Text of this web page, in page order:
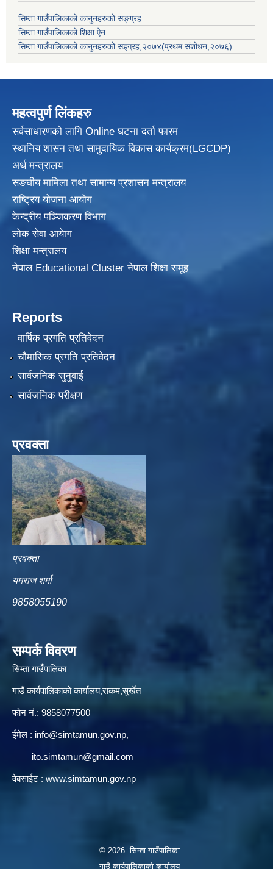
सिम्ता गाउँपालिकाको कानुनहरुको सङ्ग्रह
सिम्ता गाउँपालिकाको शिक्षा ऐन
सिम्ता गाउँपालिकाको कानुनहरुको सइग्रह,२०७४(प्रथम संशोधन,२०७६)
महत्वपुर्ण लिंकहरु
सर्वसाधारणको लागि Online घटना दर्ता फारम
स्थानिय शासन तथा सामुदायिक विकासकार्यक्रम(LGCDP)
अर्थ मन्त्रालय
सङघीय मामिला तथा सामान्य प्रशासन मन्त्रालय
राष्ट्रिय योजना आयोग
केन्द्रीय पञ्जिकरण विभाग
लोक सेवा आयेाग
शिक्षा मन्त्रालय
नेपाल Educational Cluster नेपाल शिक्षा समूह
Reports
वार्षिक प्रगति प्रतिवेदन
चौमासिक प्रगति प्रतिवेदन
सार्वजनिक सुनुवाई
सार्वजनिक परीक्षण
प्रवक्ता
प्रवक्ता
यमराज शर्मा
9858055190
सम्पर्क विवरण
सिम्ता गाउँपालिका
गाउँ कार्यपालिकाको कार्यालय,राकम,सुर्खेत
फोन नं.: 9858077500
ईमेल‌ : info@simtamun.gov.np,
ito.simtamun@gmail.com
वेबसाईट : www.simtamun.gov.np
© 2026 सिम्ता गाउँपालिका
गाउँ कार्यपालिकाको कार्यालय